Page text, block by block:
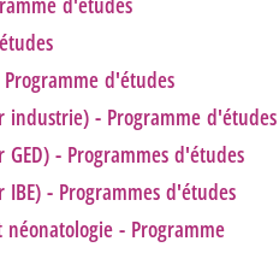
d'études
industrie) - Programme d'études
- Programmes d'études
- Programmes d'études
- Programme